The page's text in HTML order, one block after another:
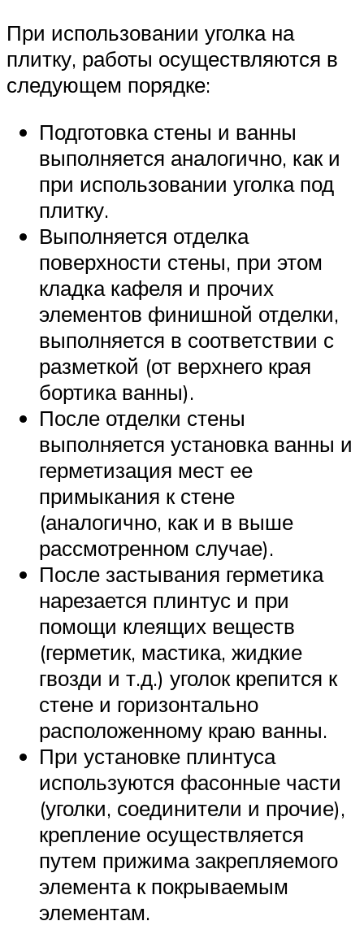
При использовании уголка на
плитку, работы осуществляются в
следующем порядке:
Подготовка стены и ванны
выполняется аналогично, как и
при использовании уголка под
плитку.
Выполняется отделка
поверхности стены, при этом
кладка кафеля и прочих
элементов финишной отделки,
выполняется в соответствии с
разметкой (от верхнего края
бортика ванны).
После отделки стены
выполняется установка ванны и
герметизация мест ее
примыкания к стене
(аналогично, как и в выше
рассмотренном случае).
После застывания герметика
нарезается плинтус и при
помощи клеящих веществ
(герметик, мастика, жидкие
гвозди и т.д.) уголок крепится к
стене и горизонтально
расположенному краю ванны.
При установке плинтуса
используются фасонные части
(уголки, соединители и прочие),
крепление осуществляется
путем прижима закрепляемого
элемента к покрываемым
элементам.